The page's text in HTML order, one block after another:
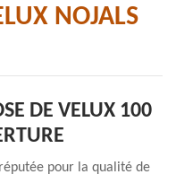
NOJALS
DE VELUX 100
pour la qualité de